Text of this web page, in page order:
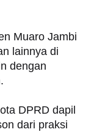
Muaro Jambi
lainnya di
dengan
DPRD dapil
dari praksi